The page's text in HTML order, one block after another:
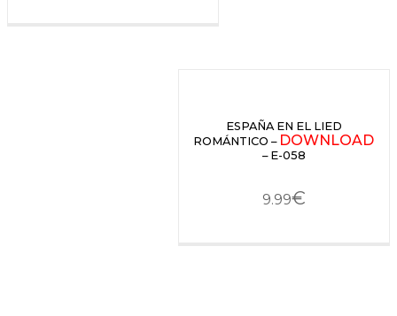
ESPAÑA EN EL LIED
ROMÁNTICO – DOWNLOAD
– E-058
9.99€